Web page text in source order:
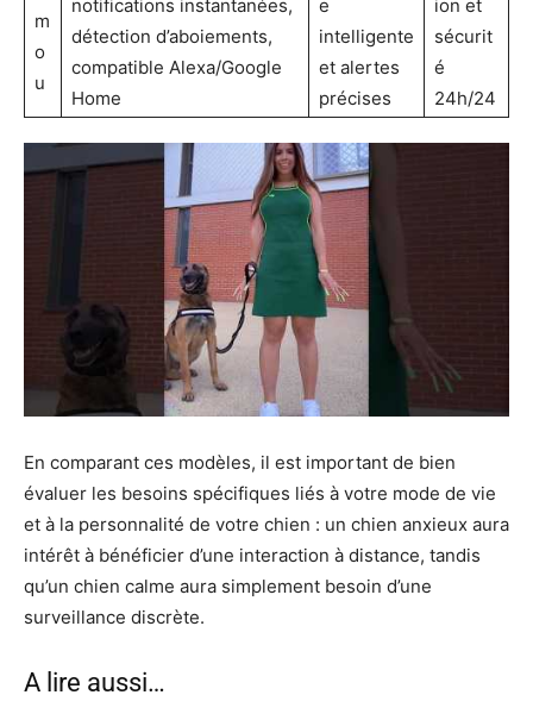
m
o
u
notifications instantanées,
détection d’aboiements,
compatible Alexa/Google
Home
e
intelligente
et alertes
précises
ion et
sécurit
é
24h/24
En comparant ces modèles, il est important de bien
évaluer les besoins spécifiques liés à votre mode de vie
et à la personnalité de votre chien : un chien anxieux aura
intérêt à bénéficier d’une interaction à distance, tandis
qu’un chien calme aura simplement besoin d’une
surveillance discrète.
A lire aussi…